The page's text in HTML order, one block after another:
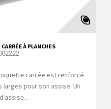
À PLANCHES
carrée est renforcé
pour son assise. Un